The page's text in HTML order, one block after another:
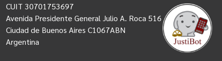
CUIT 30701753697
Avenida Presidente General Julio A. Roca 516
Ciudad de Buenos Aires C1067ABN
Argentina